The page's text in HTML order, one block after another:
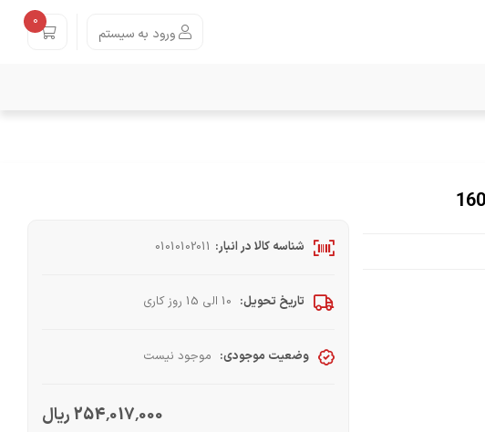
ورود به سیستم
0
شناسه کالا در انبار: 01010102011
تاریخ تحویل: 10 الی 15 روز کاری
وضعیت موجودی: موجود نیست
254٬017٬000 ریال